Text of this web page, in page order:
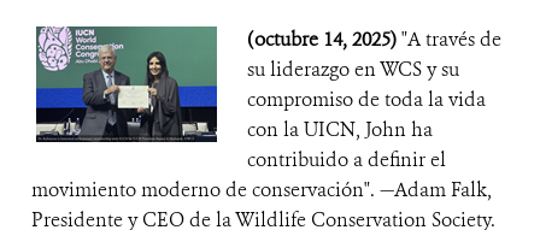
(octubre 14, 2025)"A través de
su liderazgo en WCS y su
compromiso de toda la vida
con la UICN, John ha
contribuido a definir el
movimiento moderno de conservación". —Adam Falk,
Presidente y CEO de la Wildlife Conservation Society.